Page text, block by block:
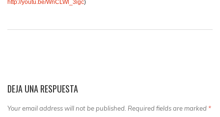
http://youtu.be/WnCLWl_3igc)
DEJA UNA RESPUESTA
Your email address will not be published. Required fields are marked *